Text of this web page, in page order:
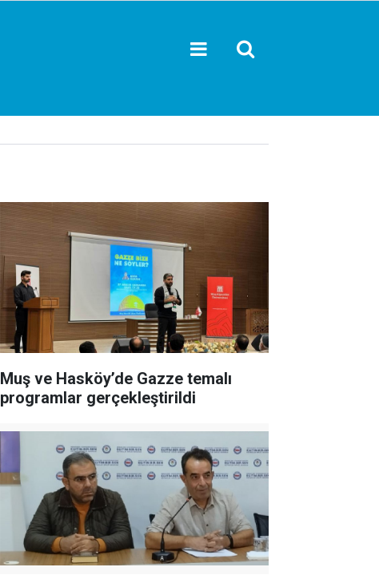
Muş ve Hasköy’de Gazze temalı
programlar gerçekleştirildi